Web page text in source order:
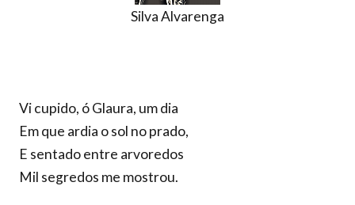
Silva Alvarenga
Vi cupido, ó Glaura, um dia
Em que ardia o sol no prado,
E sentado entre arvoredos
Mil segredos me mostrou.